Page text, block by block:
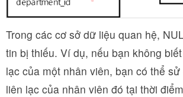
Trong các cơ sở dữ liệu quan hệ,
tin bị thiếu. Ví dụ, nếu bạn không
lạc của một nhân viên, bạn có thể
liên lạc của nhân viên đó tại thời